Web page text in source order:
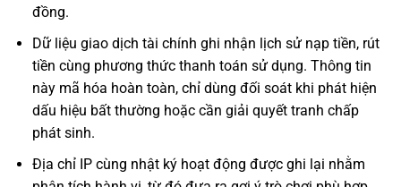
đồng.
Dữ liệu giao dịch tài chính ghi nhận lịch sử nạp tiền, rút
tiền cùng phương thức thanh toán sử dụng. Thông tin
này mã hóa hoàn toàn, chỉ dùng đối soát khi phát hiện
dấu hiệu bất thường hoặc cần giải quyết tranh chấp
phát sinh.
Địa chỉ IP cùng nhật ký hoạt động được ghi lại nhằm